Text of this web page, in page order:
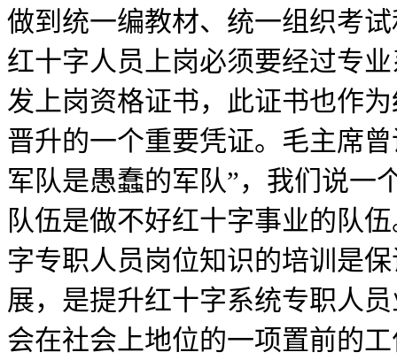
做到统一编教材、统一组织考
红十字人员上岗必须要经过专
发上岗资格证书，此证书也作
晋升的一个重要凭证。毛主席
军队是愚蠢的军队”，我们说一
队伍是做不好红十字事业的队
字专职人员岗位知识的培训是
展，是提升红十字系统专职人
会在社会上地位的一项置前的